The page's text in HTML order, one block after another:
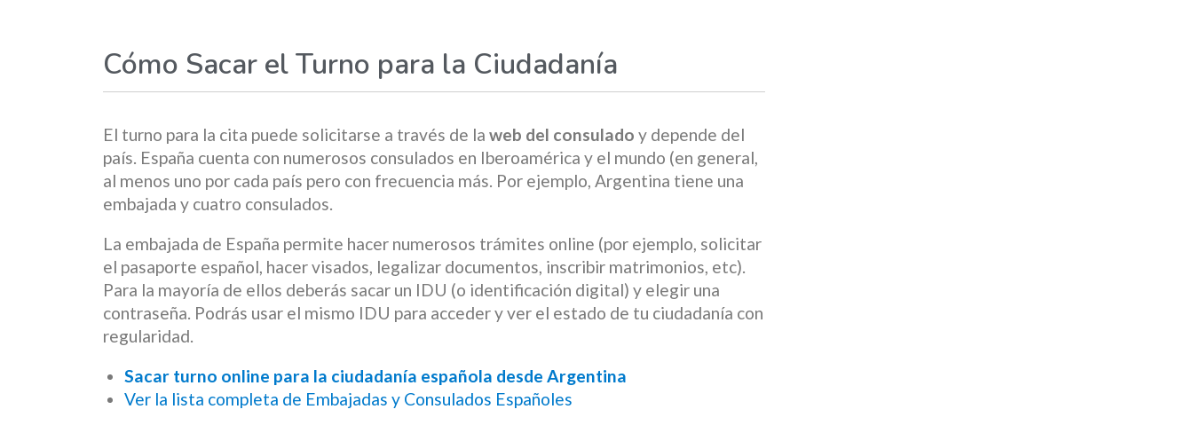
Cómo Sacar el Turno para la Ciudadanía
El turno para la cita puede solicitarse a través de la web del consulado y depende del
país. España cuenta con numerosos consulados en Iberoamérica y el mundo (en general,
al menos uno por cada país pero con frecuencia más. Por ejemplo, Argentina tiene una
embajada y cuatro consulados.
La embajada de España permite hacer numerosos trámites online (por ejemplo, solicitar
el pasaporte español, hacer visados, legalizar documentos, inscribir matrimonios, etc).
Para la mayoría de ellos deberás sacar un IDU (o identificación digital) y elegir una
contraseña. Podrás usar el mismo IDU para acceder y ver el estado de tu ciudadanía con
regularidad.
Sacar turno online para la ciudadanía española desde Argentina
Ver la lista completa de Embajadas y Consulados Españoles